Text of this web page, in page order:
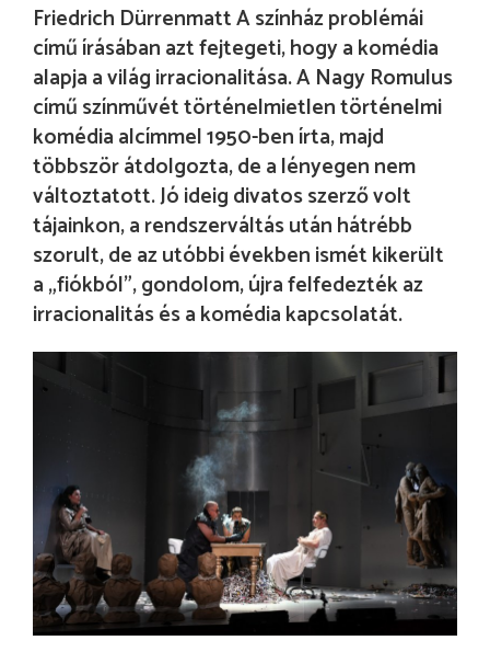
Friedrich Dürrenmatt A színház problémái
című írásában azt fejtegeti, hogy a komédia
alapja a világ irracionalitása. A Nagy Romulus
című színművét történelmietlen történelmi
komédia alcímmel 1950-ben írta, majd
többször átdolgozta, de a lényegen nem
változtatott. Jó ideig divatos szerző volt
tájainkon, a rendszerváltás után hátrébb
szorult, de az utóbbi években ismét kikerült
a „fiókból”, gondolom, újra felfedezték az
irracionalitás és a komédia kapcsolatát.